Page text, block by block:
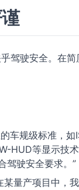
乎驾驶安全。在
车规级标准，如
HUD等显示技
驾驶安全要求。”
量产项目中，